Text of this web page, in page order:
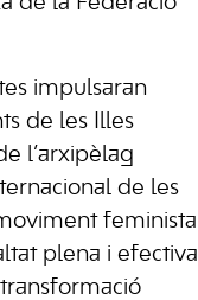
impulsaran
de les Illes
l’arxipèlag
de les
feminista
plena i efectiva